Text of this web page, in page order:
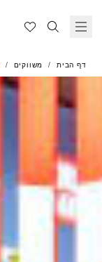
דף הבית משווקים